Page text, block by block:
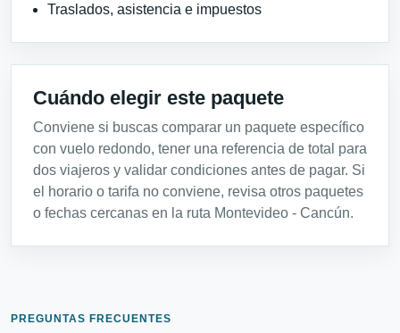
Traslados, asistencia e impuestos
Cuándo elegir este paquete
Conviene si buscas comparar un paquete específico
con vuelo redondo, tener una referencia de total para
dos viajeros y validar condiciones antes de pagar. Si
el horario o tarifa no conviene, revisa otros paquetes
o fechas cercanas en la ruta Montevideo - Cancún.
PREGUNTAS FRECUENTES